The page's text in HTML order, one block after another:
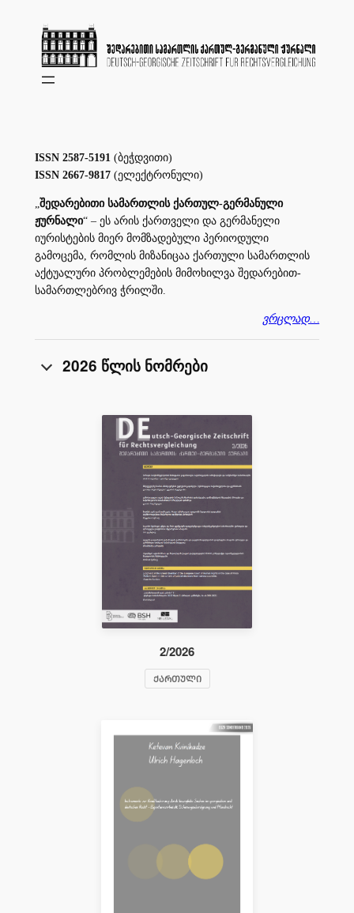
content
ISSN 2587-5191 (ბეჭდვითი)
ISSN 2667-9817 (ელექტრონული)
შედარებითი სამართლის ქართულ-გერმანული
ჟურნალი“ – ეს არის ქართველი და გერმანელი
იურისტების მიერ მომზადებული პერიოდული
გამოცემა, რომლის მიზანიცაა ქართული სამართლის
აქტუალური პრობლემების მიმოხილვა შედარებით-
სამართლებრივ ჭრილში.
ვრცლად…
2026 წლის ნომრები
2/2026
ᲥᲐᲠᲗᲣᲚᲘ